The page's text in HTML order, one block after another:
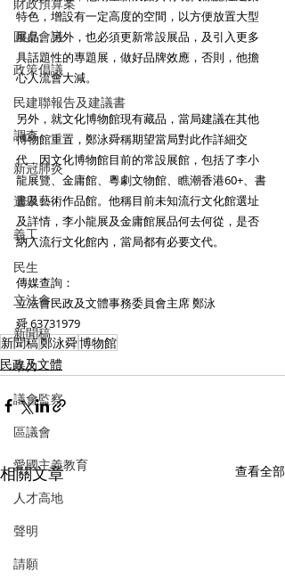
圓桌會議
政策倡議
民建聯報告及建議書
調查
新冠肺炎
選舉
義工
民生
立法會
新聞稿
暴力
議會監察
區議會
愛國主義教育
人才高地
聲明
請願
特色，增設有一定高度的空間，以方便放置大型
展品。另外，也必須更新常設展品，及引入更多
具話題性的專題展，做好品牌效應，否則，他擔
心人流會大減。
另外，就文化博物館現有藏品，當局建議在其他
博物館重置，鄭泳舜稱期望當局對此作詳細交
代，因文化博物館目前的常設展館，包括了李小
龍展覽、金庸館、粵劇文物館、瞧潮香港60+、書
畫及藝術作品館。他稱目前未知流行文化館選址
及詳情，李小龍展及金庸館展品何去何從，是否
納入流行文化館內，當局都有必要文代。
傳媒查詢：
立法會民政及文體事務委員會主席 鄭泳
舜 63731979
新聞稿鄭泳舜博物館
民政及文體
相關文章 查看全部